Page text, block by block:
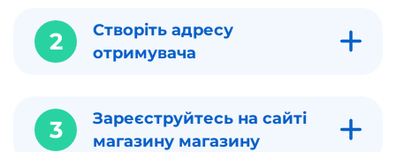
2
Створіть адресу
отримувача
3
Зареєструйтесь на сайті
магазину магазину